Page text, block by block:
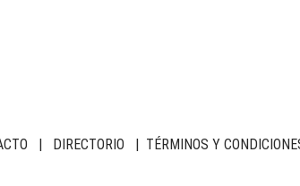
| DIRECTORIO | TÉRMINOS Y